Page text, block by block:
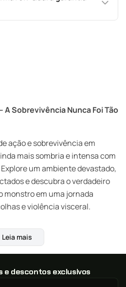
A Sobrevivência Nunca Foi Tão
ação e sobrevivência em
mais sombria e intensa com
Explore um ambiente devastado,
e descubra o verdadeiro
monstro em uma jornada
e violência visceral.
The Beast na XGamestore e
envio digital por e-mail!
Leia mais
e descontos exclusivos